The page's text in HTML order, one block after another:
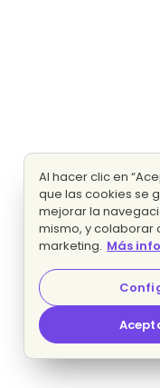
Al hacer clic en
que las cookies se
mejorar la
mismo, y colaborar
marketing. Más